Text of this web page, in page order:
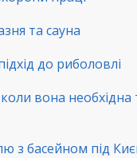
та сауна
до риболовлі
вона необхідна
з басейном під